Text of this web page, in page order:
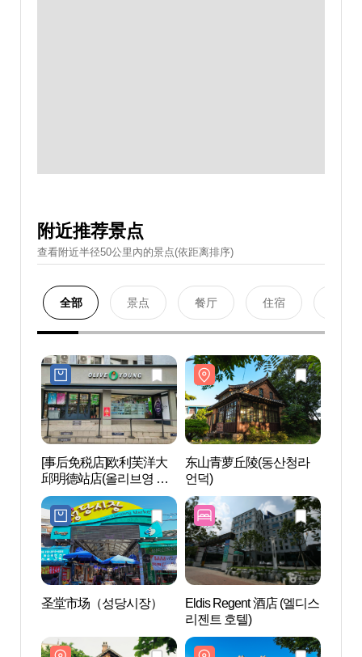
附近推荐景点
查看附近半径50公里內的景点(依距离排序)
全部 景点 餐厅 住宿
[事后免税店]欧利芙洋大
邱明德站店(올리브영 대
구명덕역점)
东山青萝丘陵(동산청라
언덕)
圣堂市场（성당시장）
Eldis Regent 酒店 (엘디스
리젠트 호텔)